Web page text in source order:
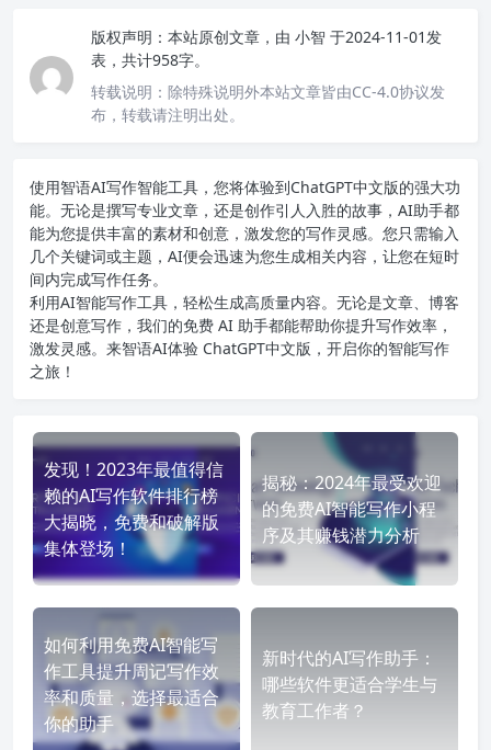
版权声明： 本站原创文章，由 小智 于2024-11-01发
表，共计958字。
转载说明： 除特殊说明外本站文章皆由CC-4.0协议发
布，转载请注明出处。
使用智语AI写作智能工具，您将体验到ChatGPT中文版的强大功
能。无论是撰写专业文章，还是创作引人入胜的故事，AI助手都
能为您提供丰富的素材和创意，激发您的写作灵感。您只需输入
几个关键词或主题，AI便会迅速为您生成相关内容，让您在短时
间内完成写作任务。
利用AI智能写作工具，轻松生成高质量内容。无论是文章、博客
还是创意写作，我们的免费 AI 助手都能帮助你提升写作效率，
激发灵感。来智语AI体验 ChatGPT中文版 ，开启你的智能写作
之旅！
发现！2023年最值得信
赖的AI写作软件排行榜
大揭晓，免费和破解版
集体登场！
揭秘：2024年最受欢迎
的免费AI智能写作小程
序及其赚钱潜力分析
如何利用免费AI智能写
作工具提升周记写作效
率和质量，选择最适合
你的助手
新时代的AI写作助手：
哪些软件更适合学生与
教育工作者？